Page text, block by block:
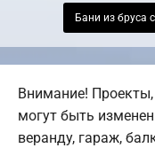
Бани из бруса
Внимание!
могут быть
веранду, гараж,